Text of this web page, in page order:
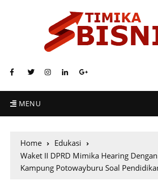
MENU
Home
Edukasi
Waket II DPRD Mimika Hearing
Kampung Potowayburu Soal